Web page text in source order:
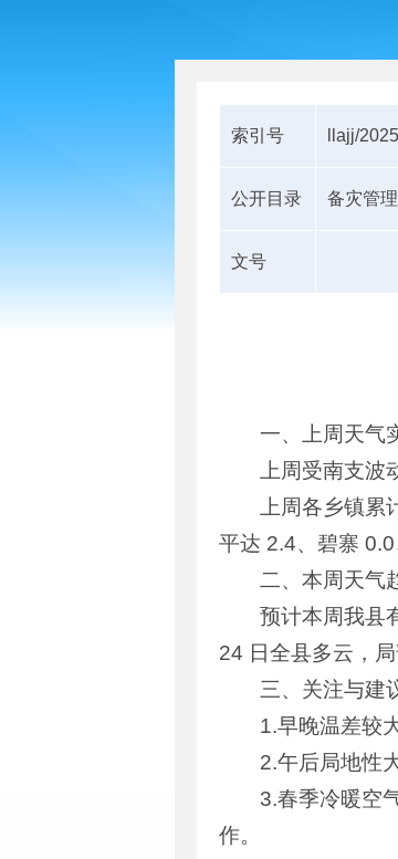
索引号 llajj/
公开目录 备灾管理
文号
一、上周天气
上周受南支
上周各乡镇
平达 2.4、碧寨 0.0
二、本周天气
预计本周我县
24 日全县多云，局
三、关注与建
1.早晚温差较
2.午后局地性
3.春季冷暖空
作。